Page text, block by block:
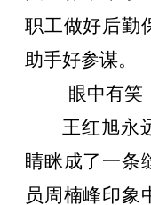
职工做好后勤
助手好参谋。
眼中有笑
王红旭永
睛眯成了一条
员周楠峰印象